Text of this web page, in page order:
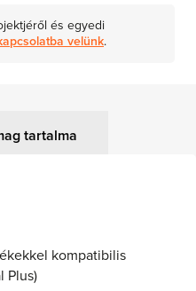
és egyedi
velünk.
tartalma
kompatibilis
Plus)